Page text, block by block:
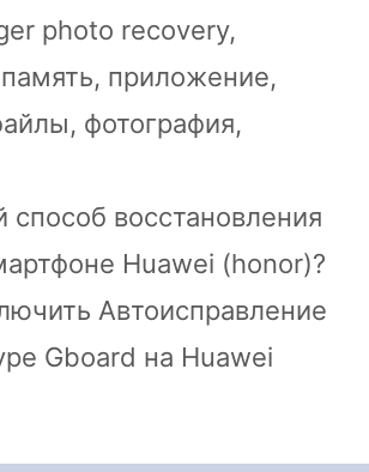
photo recovery,
память, приложение,
, фотография,
способ восстановления
Huawei (honor)?
Автоисправление
Gboard на Huawei